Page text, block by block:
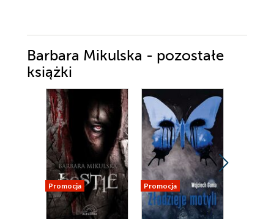
Barbara Mikulska - pozostałe
książki
Promocja Promocja